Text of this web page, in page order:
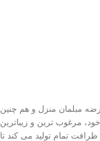
و عرضه مبلمان منزل و هم چنین
مرغوب ترین و زیباترین
ظرافت تمام تولید می کند تا